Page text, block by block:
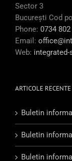
Sector 3
București Cod
Phone: 0734
Email:
Web:
ARTICOLE RECENTE
Buletin
Buletin
Buletin